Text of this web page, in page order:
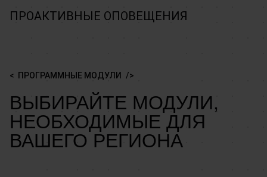
ПРОАКТИВНЫЕ ОПОВЕЩЕНИЯ
ПРОГРАММНЫЕ МОДУЛИ
ВЫБИРАЙТЕ МОДУЛИ,
НЕОБХОДИМЫЕ ДЛЯ
ВАШЕГО РЕГИОНА